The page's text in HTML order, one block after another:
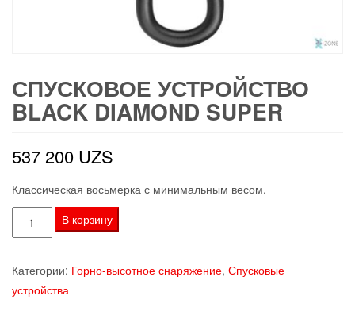
СПУСКОВОЕ УСТРОЙСТВО
BLACK DIAMOND SUPER
537 200 UZS
Классическая восьмерка с минимальным весом.
Количество
товара
устройство
Black
В корзину
Категории: Горно-высотное снаряжение, Спусковые
устройства